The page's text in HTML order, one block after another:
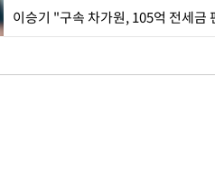
이승기 "구속 차가원, 105억 전세금